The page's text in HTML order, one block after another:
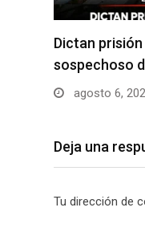
Dictan
sospechoso
agosto 6,
Deja una
Tu dirección de